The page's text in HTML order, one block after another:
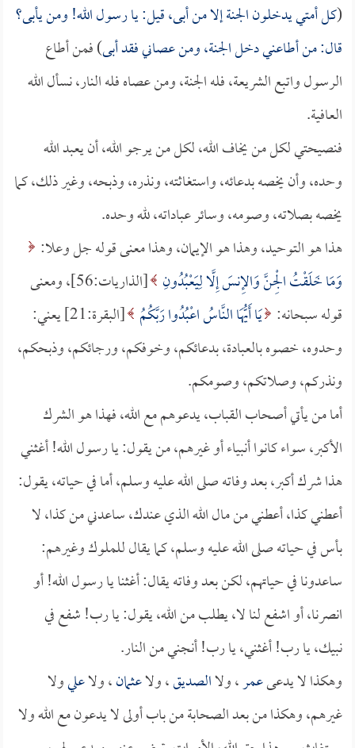
(كل أمتي يدخلون الجنة إلا من أبى، قيل: يا رسول الله! ومن يأبى؟
قال: من أطاعني دخل الجنة، ومن عصاني فقد أبى) فمن أطاع
الرسول واتبع الشريعة، فله الجنة، ومن عصاه فله النار، نسأل الله
العافية.
فنصيحتي لكل من يخاف الله، لكل من يرجو الله، أن يعبد الله
وحده، وأن يخصه بدعائه، واستغاثته، ونذره، وذبحه، وغير ذلك، كما
يخصه بصلاته، وصومه، وسائر عباداته، لله وحده.
هذا هو التوحيد، وهذا هو الإيمان، وهذا معنى قوله جل وعلا:
وَمَا خَلَقْتُ الْجِنَّ وَالإِنسَ إِلَّا لِيَعْبُدُونِ
[الذاريات:56]، ومعنى
قوله سبحانه: يَا أَيُّهَا النَّاسُ اعْبُدُوا رَبَّكُمُ
[البقرة:21] يعني:
وحدوه، خصوه بالعبادة، بدعائكم، وخوفكم، ورجائكم، وذبحكم،
ونذركم، وصلاتكم، وصومكم.
أما من يأتي أصحاب القباب، يدعوهم مع الله، فهذا هو الشرك
الأكبر، سواء كانوا أنبياء أو غيرهم، من يقول: يا رسول الله! أغثني
هذا شرك أكبر، بعد وفاته صلى الله عليه وسلم، أما في حياته، يقول:
أعطني كذا، أعطني من مال الله الذي عندك، ساعدني من كذا، لا
بأس في حياته صلى الله عليه وسلم، كما يقال للملوك وغيرهم:
ساعدونا في حياتهم، لكن بعد وفاته يقال: أغثنا يا رسول الله! أو
انصرنا، أو اشفع لنا لا، يطلب من الله، يقول: يا رب! شفع في
نبيك، يا رب! أغثني، يا رب! أنجني من النار.
وهكذا لا يدعىعمر، ولاالصديق، ولاعثمان، ولاعليولا
غيرهم، وهكذا من بعد الصحابة من باب أولى لا يدعون مع الله ولا